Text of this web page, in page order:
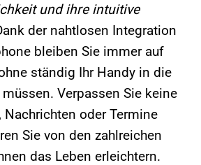
und ihre intuitive
der nahtlosen Integration
bleiben Sie immer auf
ständig Ihr Handy in die
Verpassen Sie keine
oder Termine
Sie von den zahlreichen
das Leben erleichtern.